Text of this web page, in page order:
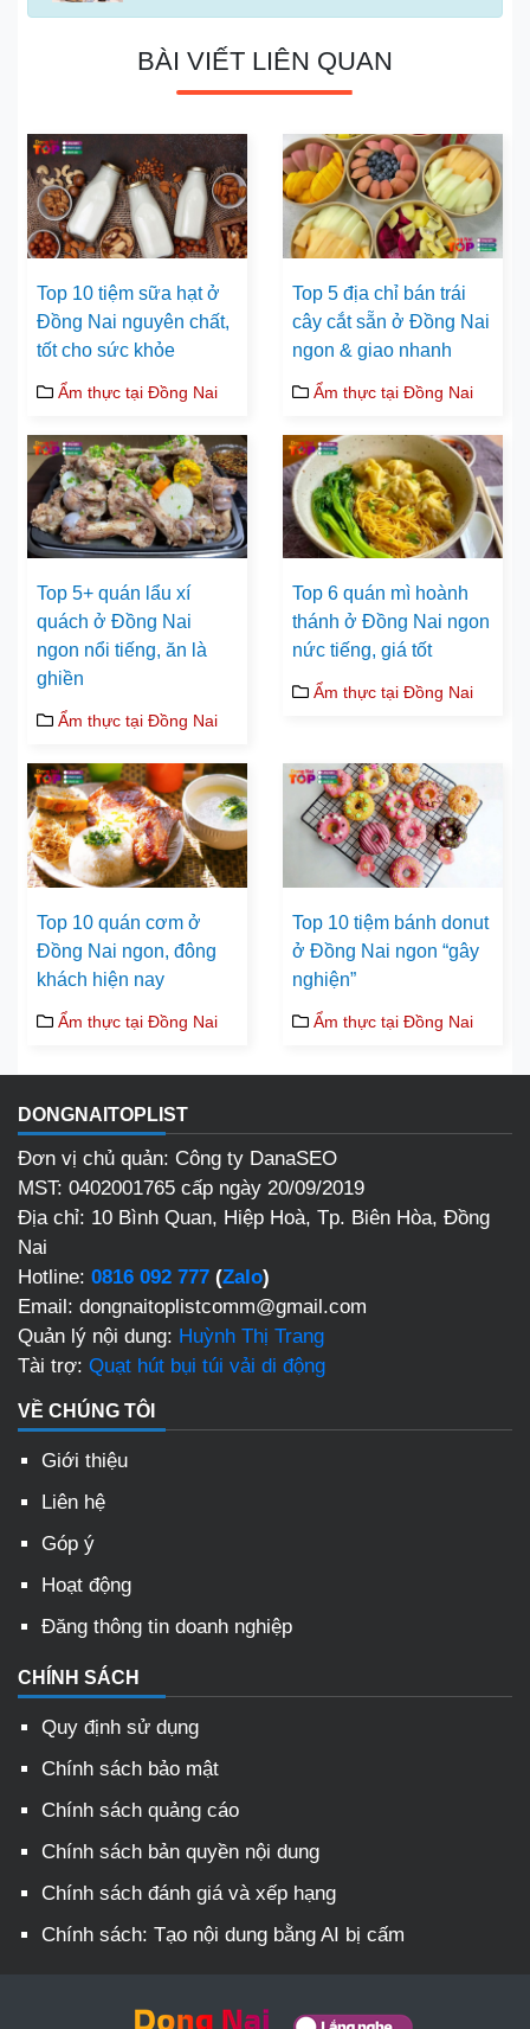
BÀI VIẾT LIÊN QUAN
Top 10 tiệm sữa hạt ở
Đồng Nai nguyên chất,
tốt cho sức khỏe
Ẩm thực tại Đồng Nai
Top 5 địa chỉ bán trái
cây cắt sẵn ở Đồng Nai
ngon & giao nhanh
Ẩm thực tại Đồng Nai
Top 5+ quán lẩu xí
quách ở Đồng Nai
ngon nổi tiếng, ăn là
ghiền
Ẩm thực tại Đồng Nai
Top 6 quán mì hoành
thánh ở Đồng Nai ngon
nức tiếng, giá tốt
Ẩm thực tại Đồng Nai
Top 10 quán cơm ở
Đồng Nai ngon, đông
khách hiện nay
Ẩm thực tại Đồng Nai
Top 10 tiệm bánh donut
ở Đồng Nai ngon “gây
nghiện”
Ẩm thực tại Đồng Nai
DONGNAITOPLIST
Đơn vị chủ quản: Công ty DanaSEO
MST: 0402001765 cấp ngày 20/09/2019
Địa chỉ: 10 Bình Quan, Hiệp Hoà, Tp. Biên Hòa, Đồng
Nai
Hotline: 0816 092 777 (Zalo)
Email: dongnaitoplistcomm@gmail.com
Quản lý nội dung: Huỳnh Thị Trang
Tài trợ: Quạt hút bụi túi vải di động
VỀ CHÚNG TÔI
Giới thiệu
Liên hệ
Góp ý
Hoạt động
Đăng thông tin doanh nghiệp
CHÍNH SÁCH
Quy định sử dụng
Chính sách bảo mật
Chính sách quảng cáo
Chính sách bản quyền nội dung
Chính sách đánh giá và xếp hạng
Chính sách: Tạo nội dung bằng AI bị cấm